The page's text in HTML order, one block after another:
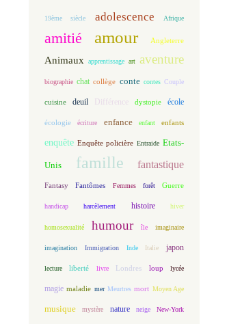
19ème siècle adolescence Afrique
amitié amour Angleterre
Animaux apprentissage art aventure
biographie chat collège conte contes Couple
cuisine deuil Différence dystopie école
écologie écriture enfance enfant enfants
enquête Enquête policière Entraide Etats-
Unis famille fantastique
Fantasy Fantômes Femmes forêt Guerre
handicap harcèlement histoire hiver
homosexualité humour île imaginaire
imagination Immigration Inde Italie japon
lecture liberté livre Londres loup lycée
magie maladie mer Meurtres mort Moyen Age
musique mystère nature neige New-York